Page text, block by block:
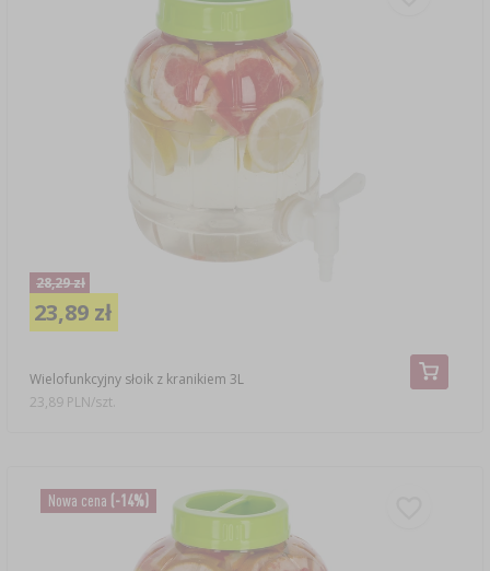
Wielofunkcyjny słoik z kranikiem 3L
28,29 zł
23,89 zł
23,89 PLN/szt.
Nowa cena (-14%)